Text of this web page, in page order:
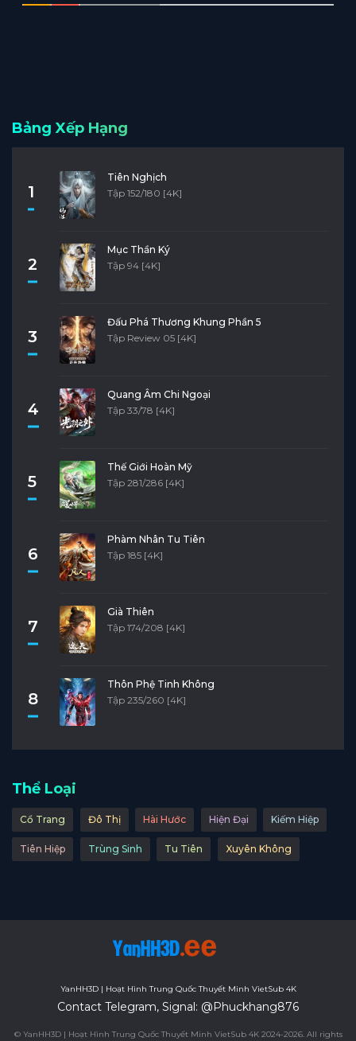
Bảng Xếp Hạng
1
Tiên Nghịch
Tập 152/180 [4K]
2
Mục Thần Ký
Tập 94 [4K]
3
Đấu Phá Thương Khung Phần 5
Tập Review 05 [4K]
4
Quang Âm Chi Ngoại
Tập 33/78 [4K]
5
Thế Giới Hoàn Mỹ
Tập 281/286 [4K]
6
Phàm Nhân Tu Tiên
Tập 185 [4K]
7
Già Thiên
Tập 174/208 [4K]
8
Thôn Phệ Tinh Không
Tập 235/260 [4K]
Thể Loại
Cổ Trang Đô Thị Hài Hước Hiện Đại Kiếm Hiệp
Tiên Hiệp Trùng Sinh Tu Tiên Xuyên Không
YanHH3D | Hoạt Hình Trung Quốc Thuyết Minh VietSub 4K
Contact Telegram, Signal: @Phuckhang876
© YanHH3D | Hoạt Hình Trung Quốc Thuyết Minh VietSub 4K 2024-2026. All rights